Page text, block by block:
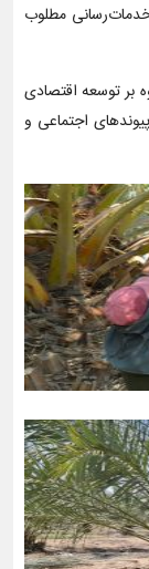
مطلوب
بر توسعه اقتصادی
اجتماعی و